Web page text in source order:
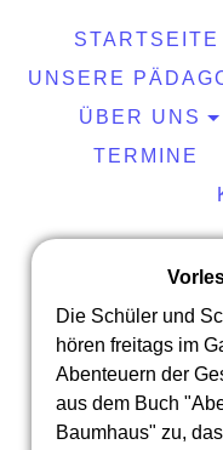
STARTSEITE
ÜBER UNS
TERMINE
Die Schüler und
hören freitags im
Abenteuern der
aus dem Buch
Baumhaus" zu,